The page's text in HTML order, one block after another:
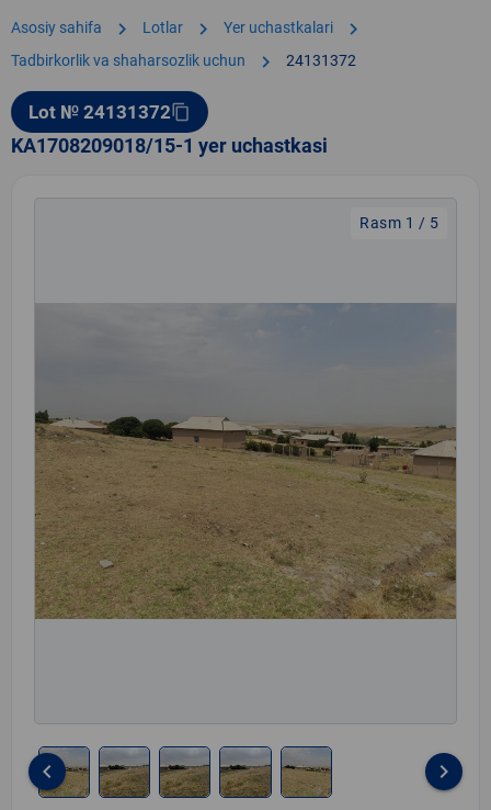
Asosiy sahifa chevron_right Lotlar chevron_right Yer uchastkalari chevron_right
Tadbirkorlik va shaharsozlik uchun chevron_right 24131372
Lot № 24131372content_copy
KA1708209018/15-1 yer uchastkasi
Rasm 1 / 5
keyboard_arrow_left keyboard_arrow_right